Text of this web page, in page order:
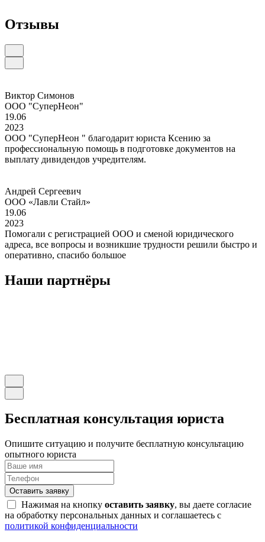
Отзывы
Виктор Симонов
ООО "СуперНеон"
19.06
2023
ООО "СуперНеон " благодарит юриста Ксению за
профессиональную помощь в подготовке документов на
выплату дивидендов учредителям.
Андрей Сергеевич
ООО «Лавли Стайл»
19.06
2023
Помогали с регистрацией ООО и сменой юридического
адреса, все вопросы и возникшие трудности решили быстро и
оперативно, спасибо большое
Наши партнёры
Бесплатная консультация юриста
Опишите ситуацию и получите бесплатную консультацию
опытного юриста
Оставить заявку
Нажимая на кнопку оставить заявку, вы даете согласие
на обработку персональных данных и соглашаетесь с
политикой конфиденциальности